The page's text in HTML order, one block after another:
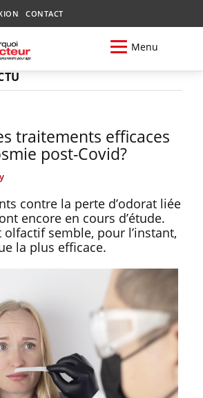
CONTACT
Menu
traitements efficaces
post-Covid?
contre la perte d’odorat liée
encore en cours d’étude.
olfactif semble, pour l’instant,
la plus efficace.